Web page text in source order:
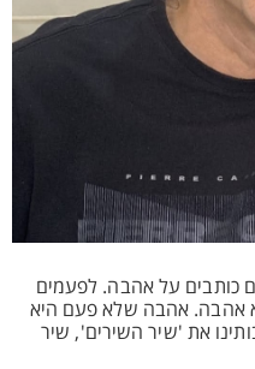
כותבים על אהבה. לפעמים
אהבה. אהבה שלא פעם היא
את 'שיר השירים', שיר